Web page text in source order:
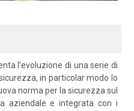
l’evoluzione di una serie di
in particolar modo lo
norma per la sicurezza sul
aziendale e integrata con i